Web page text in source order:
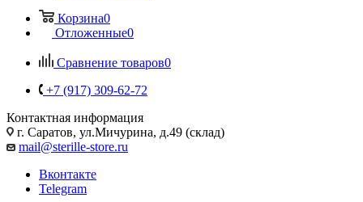
Корзина0
Отложенные0
Сравнение товаров0
+7 (917) 309-62-72
Контактная информация
г. Саратов, ул.Мичурина, д.49 (склад)
mail@sterille-store.ru
Вконтакте
Telegram